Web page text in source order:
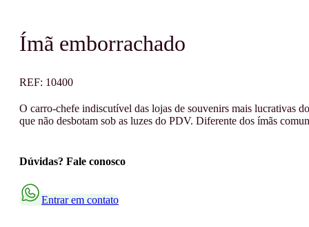
Ímã emborrachado
REF: 10400
O carro-chefe indiscutível das lojas de souvenirs mais lucrativas
que não desbotam sob as luzes do PDV. Diferente dos ímãs
Dúvidas? Fale conosco
Entrar em contato